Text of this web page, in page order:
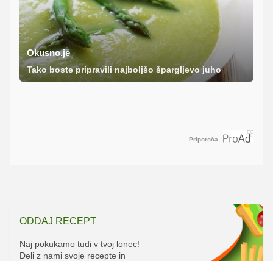
Okusno.je
Tako boste pripravili najboljšo špargljevo juho
Priporoča
ODDAJ RECEPT
Naj pokukamo tudi v tvoj lonec!
Deli z nami svoje recepte in